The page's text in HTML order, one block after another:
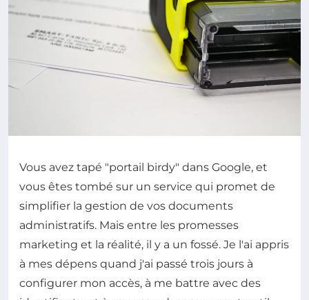
Vous avez tapé "portail birdy" dans Google, et
vous êtes tombé sur un service qui promet de
simplifier la gestion de vos documents
administratifs. Mais entre les promesses
marketing et la réalité, il y a un fossé. Je l'ai appris
à mes dépens quand j'ai passé trois jours à
configurer mon accès, à me battre avec des